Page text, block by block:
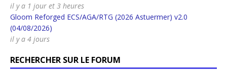
il y a 1 jour et 3 heures
Gloom Reforged ECS/AGA/RTG (2026 Astuermer) v2.0
(04/08/2026)
il y a 4 jours
RECHERCHER SUR LE FORUM